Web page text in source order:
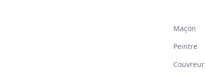
Maçon
Peintre
Couvreur